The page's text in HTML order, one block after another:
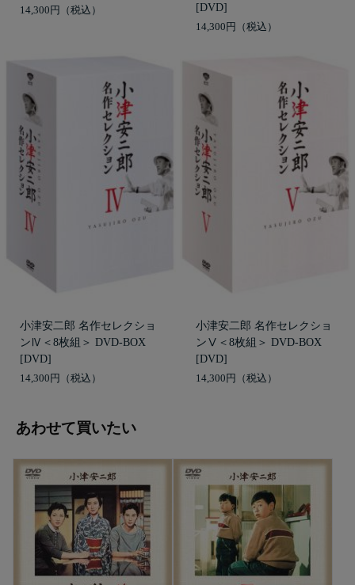
14,300円
[DVD]
14,300円
小津安二郎 名作セレクショ
ンⅣ＜8枚組＞ DVD-BOX
[DVD]
14,300円
小津安二郎 名作セレクショ
ンⅤ＜8枚組＞ DVD-BOX
[DVD]
14,300円
あわせて買いたい